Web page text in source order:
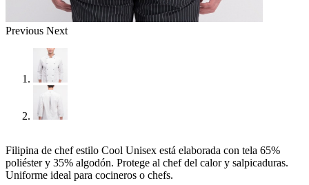
Previous Next
Filipina de chef estilo Cool Unisex está elaborada con tela 65%
poliéster y 35% algodón. Protege al chef del calor y salpicaduras.
Uniforme ideal para cocineros o chefs.